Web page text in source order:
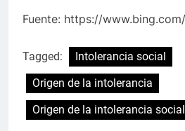
Fuente: https://www.bing.com/
Tagged:
Intolerancia social
Origen de la intolerancia
Origen de la intolerancia social